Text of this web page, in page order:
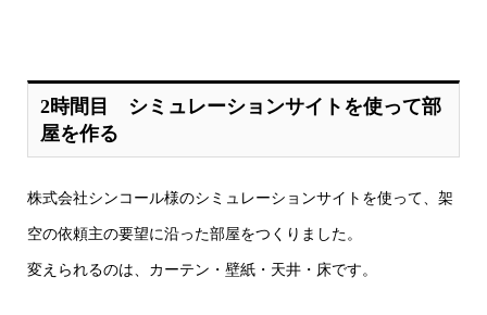
2時間目 シミュレーションサイトを使って部
屋を作る
株式会社シンコール様のシミュレーションサイトを使って、架
空の依頼主の要望に沿った部屋をつくりました。
変えられるのは、カーテン・壁紙・天井・床です。